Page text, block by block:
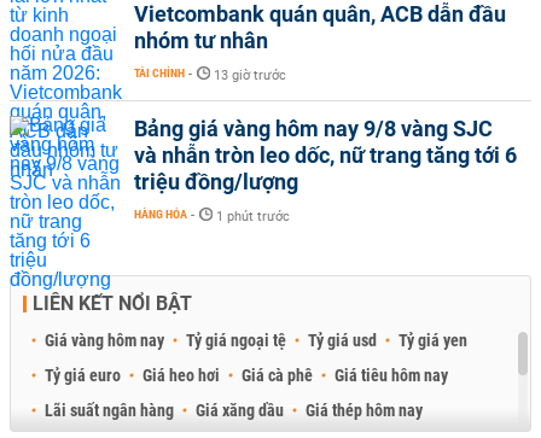
Vietcombank quán quân, ACB dẫn đầu
nhóm tư nhân
TÀI CHÍNH - 13 giờ trước
Bảng giá vàng hôm nay 9/8 vàng SJC
và nhẫn tròn leo dốc, nữ trang tăng tới 6
triệu đồng/lượng
HÀNG HÓA - 1 phút trước
LIÊN KẾT NỔI BẬT
Giá vàng hôm nay Tỷ giá ngoại tệ Tỷ giá usd
Tỷ giá yen
Tỷ giá euro
Giá heo hơi Giá cà phê
Giá tiêu hôm nay
Lãi suất ngân hàng
Giá xăng dầu
Giá thép hôm nay